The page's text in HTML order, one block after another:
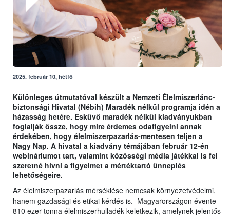
2025. február 10, hétfő
Különleges útmutatóval készült a Nemzeti Élelmiszerlánc-
biztonsági Hivatal (Nébih) Maradék nélkül programja idén a
házasság hetére. Esküvő maradék nélkül kiadványukban
foglalják össze, hogy mire érdemes odafigyelni annak
érdekében, hogy élelmiszerpazarlás-mentesen teljen a
Nagy Nap. A hivatal a kiadvány témájában február 12-én
webináriumot tart, valamint közösségi média játékkal is fel
szeretné hívni a figyelmet a mértéktartó ünneplés
lehetőségeire.
Az élelmiszerpazarlás mérséklése nemcsak környezetvédelmi,
hanem gazdasági és etikai kérdés is. Magyarországon évente
810 ezer tonna élelmiszerhulladék keletkezik, amelynek jelentős